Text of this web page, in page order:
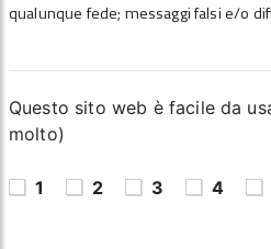
qualunque fede; messaggi falsi e/o
Questo sito web è facile da
molto)
1 2 3 4